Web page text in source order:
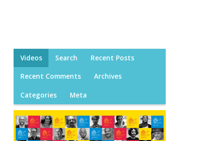
Videos Search Recent Posts
Recent Comments Archives
Categories Meta